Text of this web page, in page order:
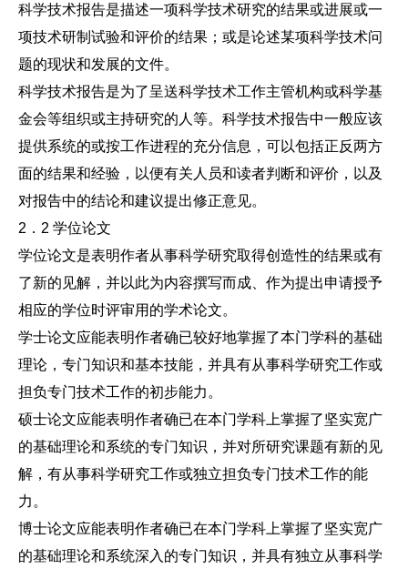
科学技术报告是描述一项科学技术研究的结果或进展或一
项技术研制试验和评价的结果；或是论述某项科学技术问
题的现状和发展的文件。
科学技术报告是为了呈送科学技术工作主管机构或科学基
金会等组织或主持研究的人等。科学技术报告中一般应该
提供系统的或按工作进程的充分信息，可以包括正反两方
面的结果和经验，以便有关人员和读者判断和评价，以及
对报告中的结论和建议提出修正意见。
2．2 学位论文
学位论文是表明作者从事科学研究取得创造性的结果或有
了新的见解，并以此为内容撰写而成、作为提出申请授予
相应的学位时评审用的学术论文。
学士论文应能表明作者确已较好地掌握了本门学科的基础
理论，专门知识和基本技能，并具有从事科学研究工作或
担负专门技术工作的初步能力。
硕士论文应能表明作者确已在本门学科上掌握了坚实宽广
的基础理论和系统的专门知识，并对所研究课题有新的见
解，有从事科学研究工作或独立担负专门技术工作的能
力。
博士论文应能表明作者确已在本门学科上掌握了坚实宽广
的基础理论和系统深入的专门知识，并具有独立从事科学